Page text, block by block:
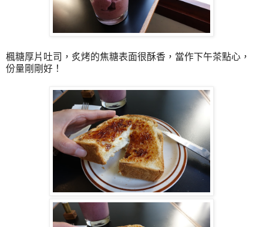
楓糖厚片吐司，炙烤的焦糖表面很酥香，當作下午茶點心，
份量剛剛好！